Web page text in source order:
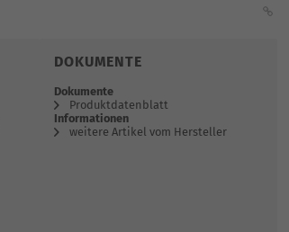
DOKUMENTE
Dokumente
Produktdatenblatt
Informationen
weitere Artikel vom Hersteller